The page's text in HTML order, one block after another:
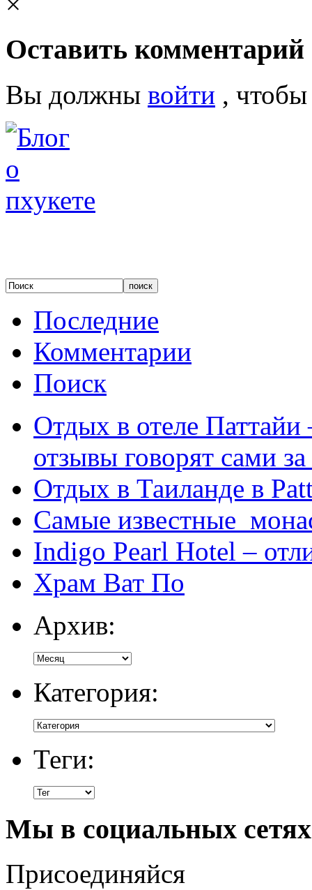
Оставить комментарий
Вы должны войти ,
Последние
Комментарии
Поиск
Отдых в отеле
отзывы говорят сами за
Отдых в Таиланде в
Самые известные
Indigo Pearl Hotel –
Храм Ват По
Архив:
Категория:
Теги:
Мы в социальных сетях
Присоединяйся